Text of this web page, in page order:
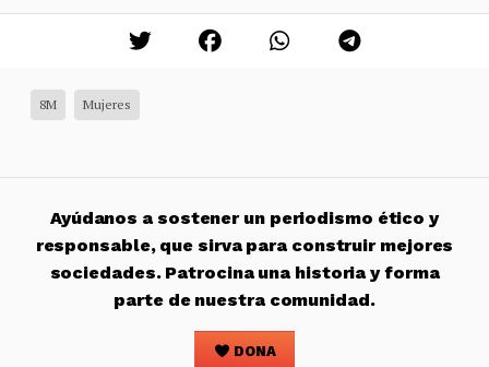
8M Mujeres
Ayúdanos a sostener un periodismo ético y
responsable, que sirva para construir mejores
sociedades. Patrocina una historia y forma
parte de nuestra comunidad.
DONA